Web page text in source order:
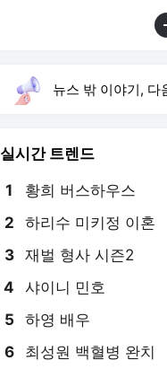
뉴스 밖 이야기, 다음
실시간 트렌드
1 황희 버스하우스
2 하리수 미키정 이혼
3 재벌 형사 시즌2
4 샤이니 민호
5 하영 배우
6 최성원 백혈병 완치